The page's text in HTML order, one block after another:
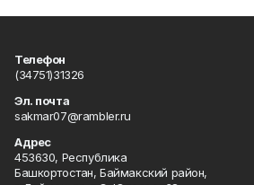
Телефон
(34751)31326
Эл. почта
sakmar07@rambler.ru
Адрес
453630, Республика
Башкортостан, Баймакский район,